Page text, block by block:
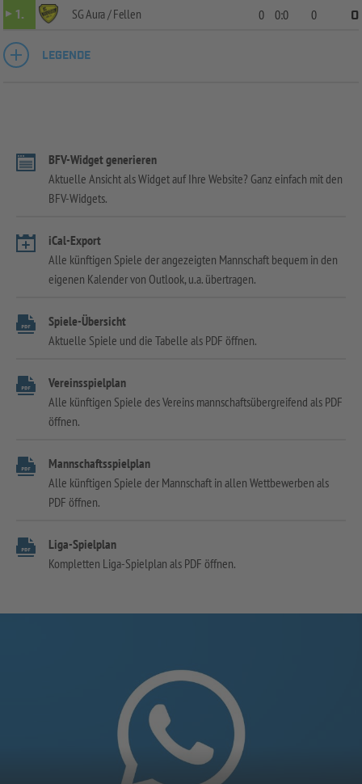
1.
SG Aura / Fellen 0 0:0 0 0
LEGENDE
BFV-Widget generieren
Aktuelle Ansicht als Widget auf Ihre Website? Ganz einfach mit den
BFV-Widgets.
iCal-Export
Alle künftigen Spiele der angezeigten Mannschaft bequem in den
eigenen Kalender von Outlook, u.a. übertragen.
Spiele-Übersicht
Aktuelle Spiele und die Tabelle als PDF öffnen.
Vereinsspielplan
Alle künftigen Spiele des Vereins mannschaftsübergreifend als PDF
öffnen.
Mannschaftsspielplan
Alle künftigen Spiele der Mannschaft in allen Wettbewerben als
PDF öffnen.
Liga-Spielplan
Kompletten Liga-Spielplan als PDF öffnen.